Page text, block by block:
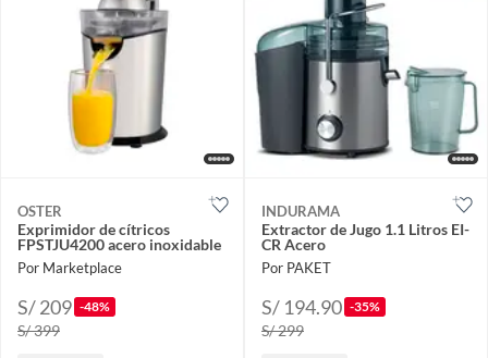
OSTER
Exprimidor de cítricos
FPSTJU4200 acero inoxidable
Por Marketplace
S/ 209 -48%
S/ 399
INDURAMA
Extractor de Jugo 1.1 Litros EI-
CR Acero
Por PAKET
S/ 194.90 -35%
S/ 299